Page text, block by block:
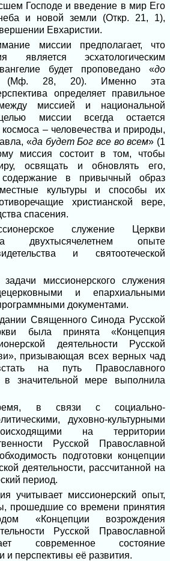
Господе и введение в мир Его
и новой земли (Откр. 21, 1),
Евхаристии.
миссии предполагает, что
является эсхатологическим
будет проповедано «до
28, 20). Именно эта
определяет правильное
миссией и национальной
миссии всегда остается
– человечества и природы,
«да будет Бог все во всем» (1
миссия состоит в том, чтобы
освящать и обновлять его,
в привычный образ
культуры и способы их
христианской вере,
спасения.
служение Церкви
двухтысячелетнем опыте
и святоотеческой
миссионерского служения
и епархиальными
документами.
Священного Синода Русской
была принята «Концепция
деятельности Русской
призывающая всех верных чад
на путь Православного
в значительной мере выполнила
в связи с социально-
духовно-культурными
на территории
Русской Православной
подготовки концепции
деятельности, рассчитанной на
период.
учитывает миссионерский опыт,
прошедшие со времени принятия
«Концепции возрождения
Русской Православной
современное состояние
и перспективы её развития.